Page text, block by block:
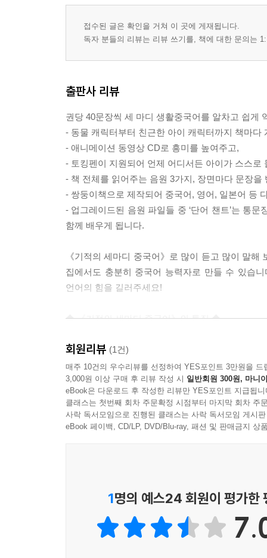
접수된 글은 확인을 거쳐 이 곳에 게재됩니다.
독자 분들의 리뷰는 리뷰 쓰기를, 책에 대한 문의는
출판사 리뷰
권당 40문장씩 세 마디 생활중국어를 알차고 쉽게
- 동물 캐릭터부터 친근한 아이 캐릭터까지 책마
- 애니메이션 동영상 CD로 흥미를 높여주고,
- 토킹펜이 지원되어 언제 어디서든 아이가 스스로
- 책 전체를 읽어주는 음원 3가지, 장면마다 문장
- 쌍둥이책으로 제작되어 중국어, 영어, 일본어 등
- 업그레이드된 음원 파일들 중 ‘단어 챈트’는 통
함께 배우게 됩니다.
《기적의 세마디 중국어》로 많이 듣고 많이 말
집에서도 충분히 중국어 능력자로 만들 수 있습
언어의 힘을 길러주세요!
◆ 《기적의 세마디 중국어》의 특징 ◆
1. 입에 착착 붙는 강력한 세 마디 회화표현으로 첫
2. 아이들의 일상을 다룬 익숙한 그림 장면으로 몰
3. 귀에 쏙쏙 들어오는 챈트로 신나는 소리노출
6. 토킹펜으로 콕콕 찍어서 언제 어디서든 쉽게 듣
7. 중국어뿐 아니라 영어, 일본어까지 함께 배우는
회원리뷰 (1건)
매주 10건의 우수리뷰를 선정하여 YES포인트 3만원을 드
3,000원 이상 구매 후 리뷰 작성 시 일반회원 300원, 마니
eBook은 다운로드 후 작성한 리뷰만 YES포인트 지급됩니
클래스는 첫번째 회차 주문확정 시점부터 마지막 회차 주
사락 독서모임으로 진행된 클래스는 사락 독서모임 게시
eBook 페이백, CD/LP, DVD/Blu-ray, 패션 및 판매금지 상
1명의 예스24 회원이 평가한